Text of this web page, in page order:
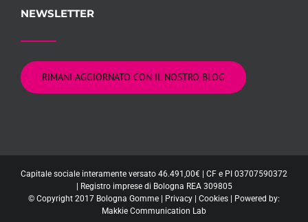
NEWSLETTER
RIMANI AGGIORNATO CON IL NOSTRO BLOG
Capitale sociale interamente versato 46.491,00€ | CF e PI 03707590372
| Registro imprese di Bologna REA 309805
© Copyright 2017 Bologna Gomme | Privacy | Cookies | Powered by:
Makkie Communication Lab